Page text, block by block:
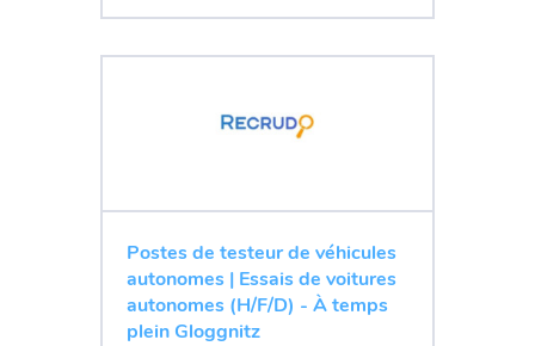
Postes de testeur de véhicules
autonomes | Essais de voitures
autonomes (H/F/D) - À temps
plein Gloggnitz